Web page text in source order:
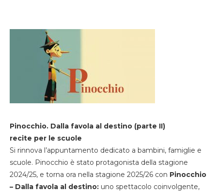
Pinocchio. Dalla favola al destino (parte II)
recite per le scuole
Si rinnova l’appuntamento dedicato a bambini, famiglie e
scuole. Pinocchio è stato protagonista della stagione
2024/25, e torna ora nella stagione 2025/26 con Pinocchio
– Dalla favola al destino: uno spettacolo coinvolgente,